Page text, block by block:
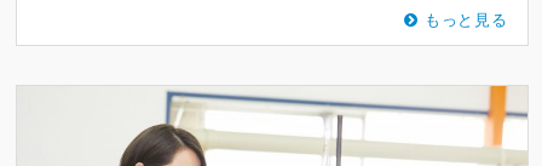
もっと見る